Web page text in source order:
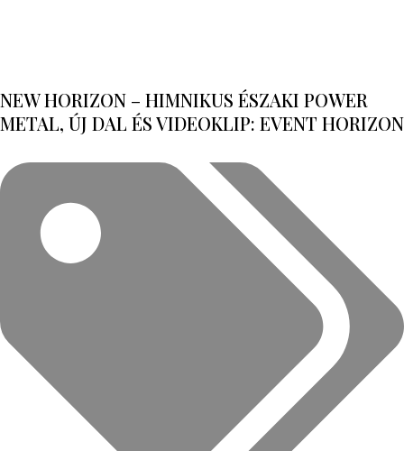
NEW HORIZON – HIMNIKUS ÉSZAKI POWER
METAL, ÚJ DAL ÉS VIDEOKLIP: EVENT HORIZON